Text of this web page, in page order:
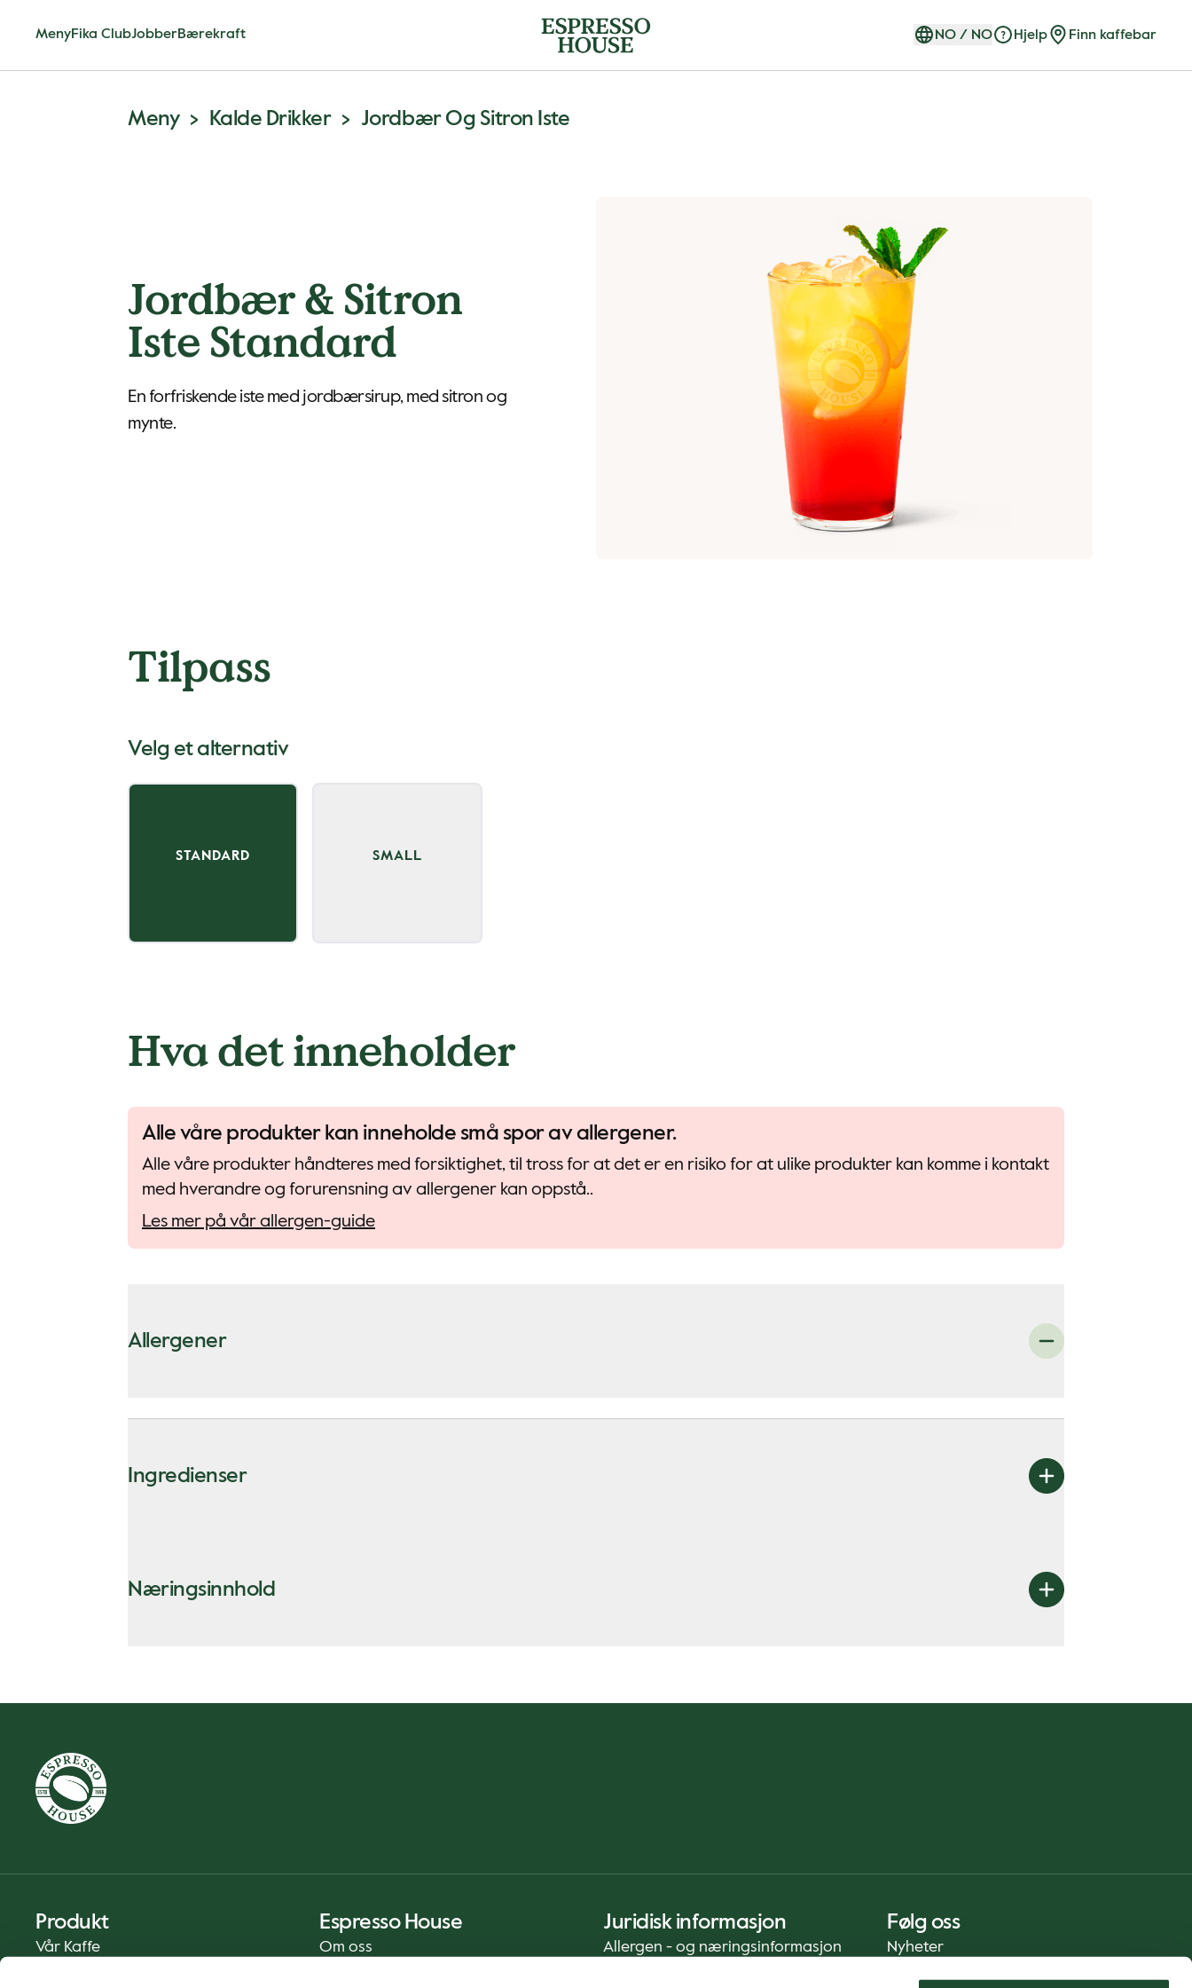
MenyFika ClubJobberBærekraft NO / NO Hjelp Finn kaffebar
Meny Kalde Drikker Jordbær Og Sitron Iste
Jordbær & Sitron
Iste Standard
En forfriskende iste med jordbærsirup, med sitron og
mynte.
Tilpass
Velg et alternativ
STANDARD SMALL
Hva det inneholder
Alle våre produkter kan inneholde små spor av allergener.
Alle våre produkter håndteres med forsiktighet, til tross for at det er en risiko for at ulike produkter kan komme i kontakt
med hverandre og forurensning av allergener kan oppstå..
Les mer på vår allergen-guide
Allergener
Ingredienser
Næringsinnhold
Produkt
Vår Kaffe
Espresso House
Om oss
Juridisk informasjon
Allergen - og næringsinformasjon
Følg oss
Nyheter